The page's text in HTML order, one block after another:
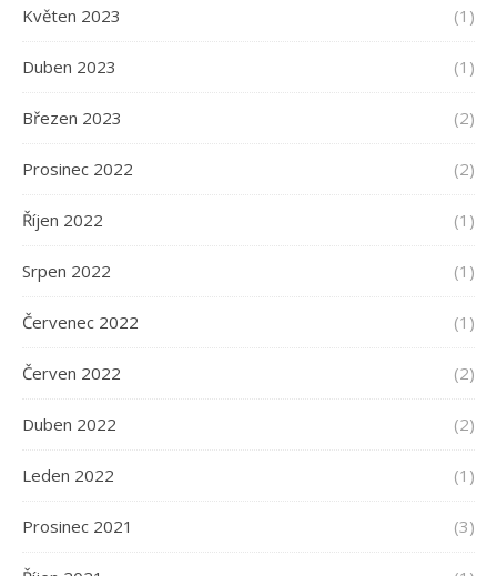
Květen 2023 (1)
Duben 2023 (1)
Březen 2023 (2)
Prosinec 2022 (2)
Říjen 2022 (1)
Srpen 2022 (1)
Červenec 2022 (1)
Červen 2022 (2)
Duben 2022 (2)
Leden 2022 (1)
Prosinec 2021 (3)